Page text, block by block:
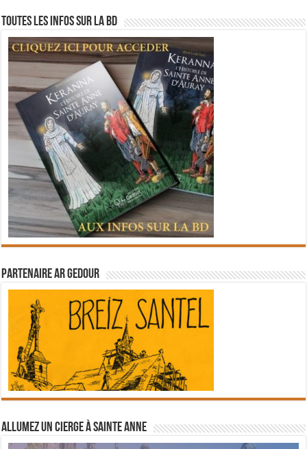
Toutes les infos sur la BD
Partenaire Ar Gedour
Allumez un cierge à Sainte Anne